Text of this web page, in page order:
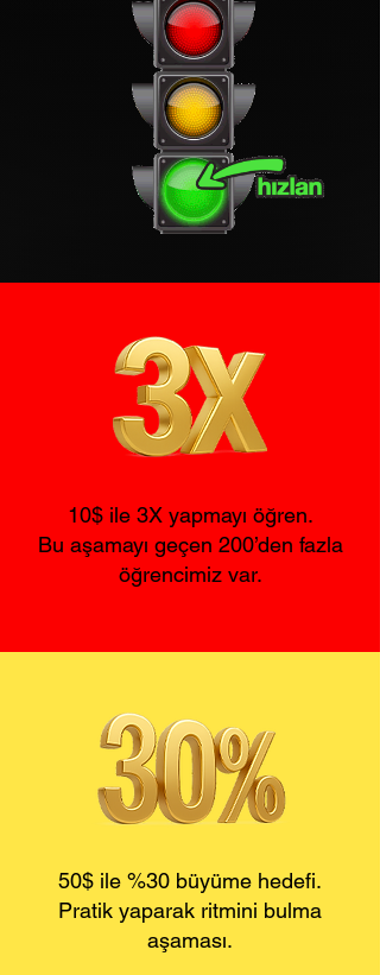
10$ ile 3X yapmayı öğren.
Bu aşamayı geçen 200’den fazla
öğrencimiz var.
50$ ile %30 büyüme hedefi.
Pratik yaparak ritmini bulma
aşaması.